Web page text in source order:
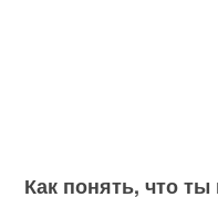
Как понять, что